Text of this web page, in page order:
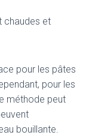
chaudes et
pour les pâtes
pour les
méthode peut
bouillante.